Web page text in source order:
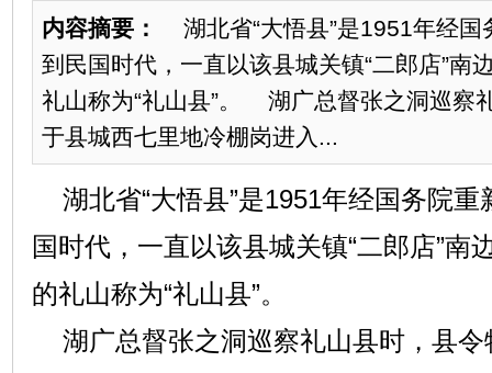
内容摘要：
湖北省“大悟县”是1951年经国
到民国时代，一直以该县城关镇“二郎店”南
礼山称为“礼山县”。 湖广总督张之洞巡察
于县城西七里地冷棚岗进入...
湖北省“大悟县”是1951年经国务院重
国时代，一直以该县城关镇“二郎店”南
的礼山称为“礼山县”。
湖广总督张之洞巡察礼山县时，县令